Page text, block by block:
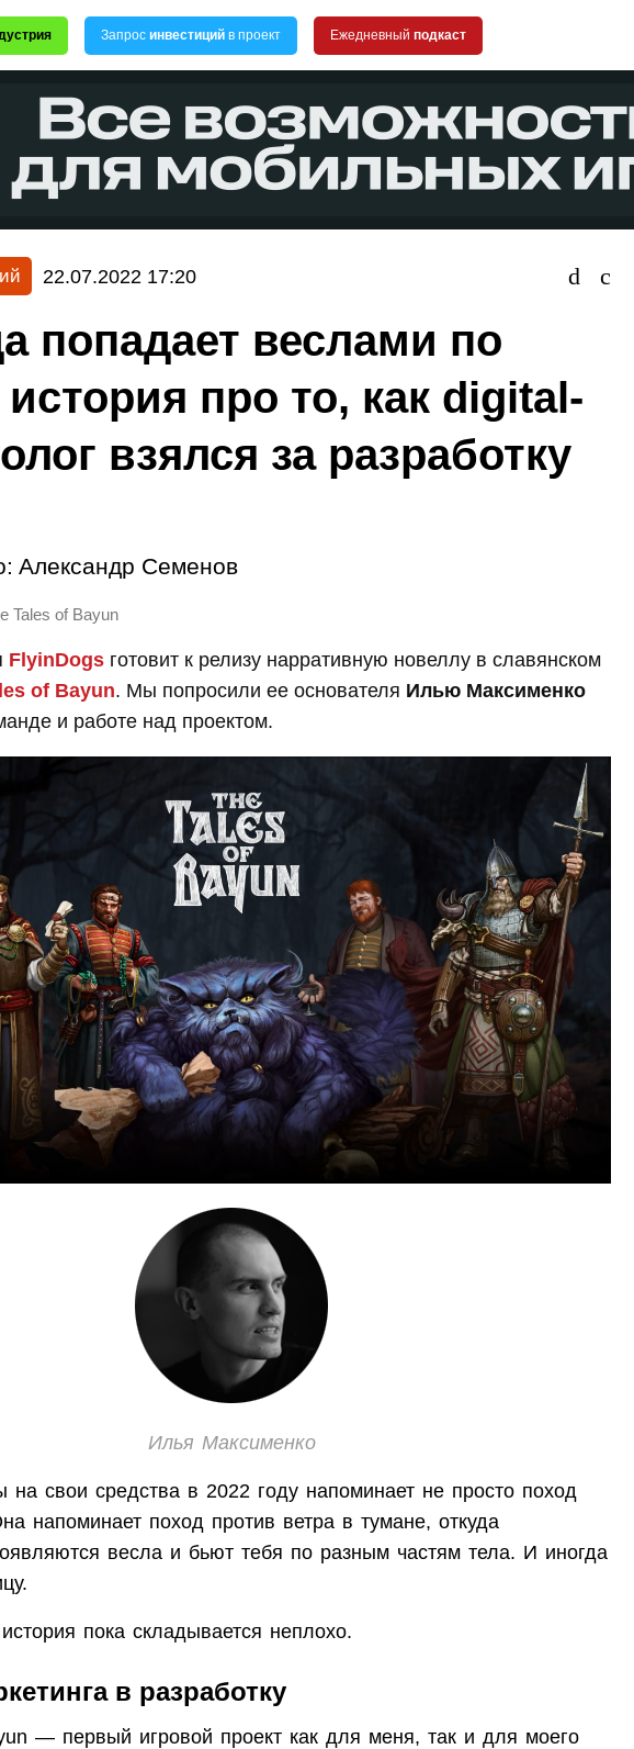
Запрос инвестиций в проект Ежедневный подкаст
22.07.2022 17:20
попадает веслами по
про то, как digital-
взялся за разработку
Александр Семенов
Tales of Bayun
FlyinDogs готовит к релизу нарративную новеллу в славянском
of Bayun. Мы попросили ее основателя Илью Максименко
и работе над проектом.
Илья Максименко
на свои средства в 2022 году напоминает не просто поход
напоминает поход против ветра в тумане, откуда
весла и бьют тебя по разным частям тела. И иногда
пока складывается неплохо.
в разработку
— первый игровой проект как для меня, так и для моего